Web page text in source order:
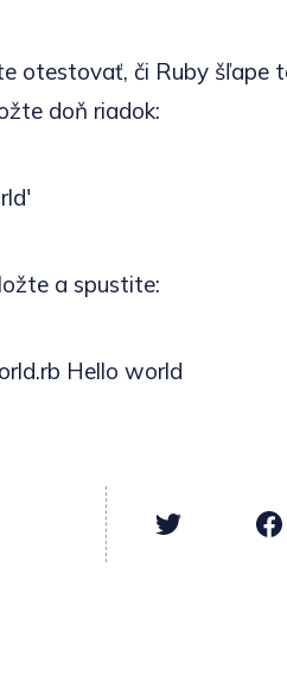
otestovať, či Ruby šľape
doň riadok:
a spustite:
Hello world